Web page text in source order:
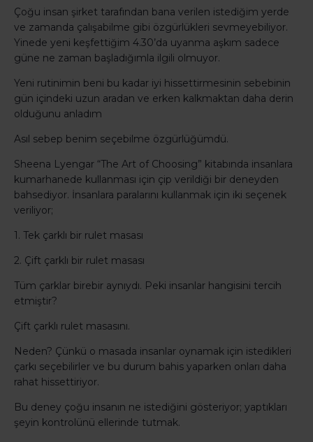
Çoğu insan şirket tarafından bana verilen istediğim yerde
ve zamanda çalışabilme gibi özgürlükleri sevmeyebiliyor.
Yinede yeni keşfettiğim 4.30’da uyanma aşkım sadece
güne ne zaman başladığımla ilgili olmuyor.
Yeni rutinimin beni bu kadar iyi hissettirmesinin sebebinin
gün içindeki uzun aradan ve erken kalkmaktan daha derin
olduğunu anladım
Asıl sebep benim seçebilme özgürlüğümdü.
Sheena Lyengar “The Art of Choosing” kitabında insanlara
kumarhanede kullanması için çip verildiği bir deneyden
bahsediyor. İnsanlara paralarını kullanmak için iki seçenek
veriliyor;
1. Tek çarklı bir rulet masası
2. Çift çarklı bir rulet masası
Tüm çarklar birebir aynıydı. Peki insanlar hangisini tercih
etmiştir?
Çift çarklı rulet masasını.
Neden? Çünkü o masada insanlar oynamak için istedikleri
çarkı seçebilirler ve bu durum bahis yaparken onları daha
rahat hissettiriyor.
Bu deney çoğu insanın ne istediğini gösteriyor; yaptıkları
şeyin kontrolünü ellerinde tutmak.